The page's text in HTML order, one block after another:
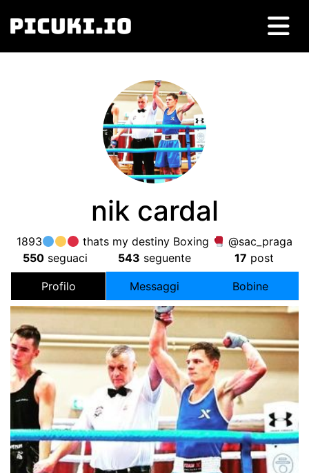
nik cardal
1893 thats my destiny Boxing
@sac_praga
550 seguaci 543 seguente 17 post
Profilo Messaggi Bobine